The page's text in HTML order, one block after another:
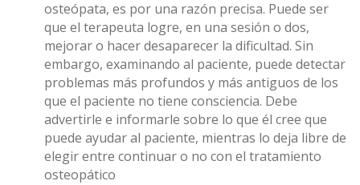
osteópata, es por una razón precisa. Puede ser
que el terapeuta logre, en una sesión o dos,
mejorar o hacer desaparecer la dificultad. Sin
embargo, examinando al paciente, puede detectar
problemas más profundos y más antiguos de los
que el paciente no tiene consciencia. Debe
advertirle e informarle sobre lo que él cree que
puede ayudar al paciente, mientras lo deja libre de
elegir entre continuar o no con el tratamiento
osteopático